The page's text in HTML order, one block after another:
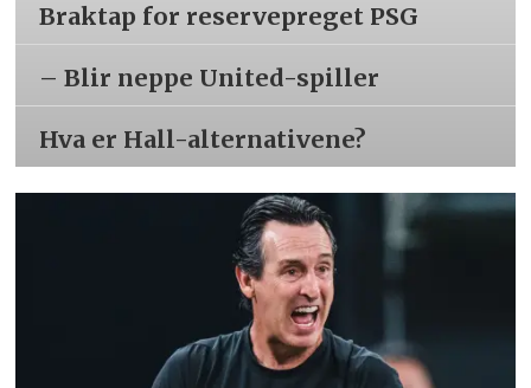
Braktap for reservepreget PSG
– Blir neppe United-spiller
Hva er Hall-alternativene?